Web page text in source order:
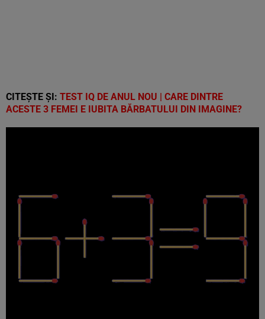
CITEȘTE ȘI: TEST IQ DE ANUL NOU | CARE DINTRE
ACESTE 3 FEMEI E IUBITA BĂRBATULUI DIN IMAGINE?